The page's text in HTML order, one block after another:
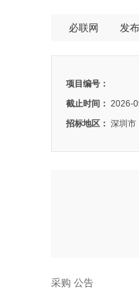
必联网 发
项目编号：
截止时间： 2026-
招标地区： 深圳市
采购 公告